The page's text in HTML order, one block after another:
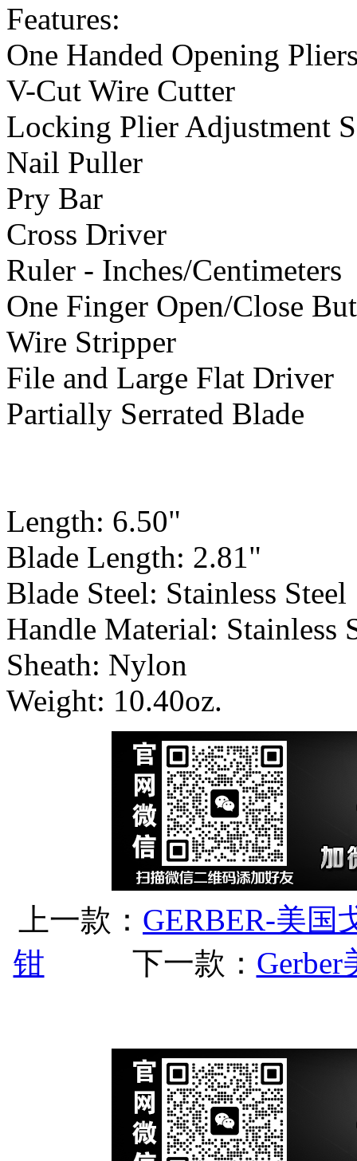
Features:
One Handed Opening
V-Cut Wire Cutter
Locking Plier Adjustment
Nail Puller
Pry Bar
Cross Driver
Ruler - Inches/Centimeters
One Finger Open/Close
Wire Stripper
File and Large Flat Driver
Partially Serrated Blade
Length: 6.50"
Blade Length: 2.81"
Blade Steel: Stainless Steel
Handle Material: Stainless
Sheath: Nylon
Weight: 10.40oz.
上一款： GERBER-美国
钳
下一款：